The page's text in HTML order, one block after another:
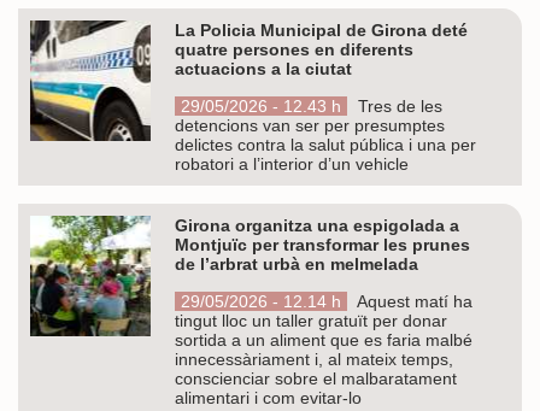
La Policia Municipal de Girona deté
quatre persones en diferents
actuacions a la ciutat
29/05/2026 - 12.43 h
Tres de les
detencions van ser per presumptes
delictes contra la salut pública i una per
robatori a l’interior d’un vehicle
Girona organitza una espigolada a
Montjuïc per transformar les prunes
de l’arbrat urbà en melmelada
29/05/2026 - 12.14 h
Aquest matí ha
tingut lloc un taller gratuït per donar
sortida a un aliment que es faria malbé
innecessàriament i, al mateix temps,
conscienciar sobre el malbaratament
alimentari i com evitar-lo